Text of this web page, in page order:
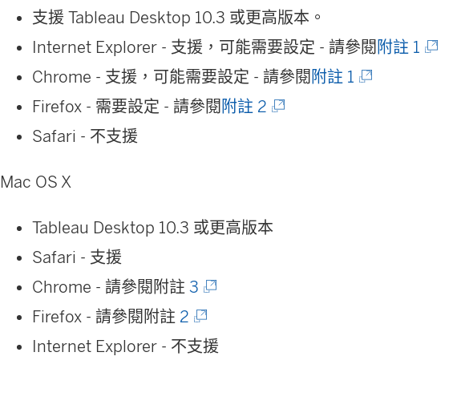
支援 Tableau Desktop 10.3 或更高版本。
Internet Explorer - 支援，可能需要設定 - 請參閱 附註 1
Chrome - 支援，可能需要設定 - 請參閱 附註 1
Firefox - 需要設定 - 請參閱 附註 2
Safari - 不支援
Mac OS X
Tableau Desktop 10.3 或更高版本
Safari - 支援
Chrome - 請參閱附註3
Firefox - 請參閱附註 2
Internet Explorer - 不支援